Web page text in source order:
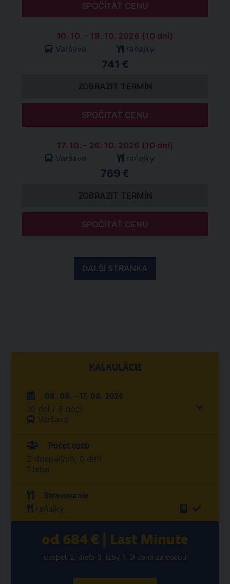
SPOČÍTAŤ CENU
10. 10. - 19. 10. 2026 (10 dní)
Varšava
raňajky
741 €
ZOBRAZIT TERMÍN
SPOČÍTAŤ CENU
17. 10. - 26. 10. 2026 (10 dní)
Varšava
raňajky
769 €
ZOBRAZIT TERMÍN
SPOČÍTAŤ CENU
DALŠÍ STRÁNKA
KALKULÁCIE
08. 08. - 17. 08. 2026
10 dní / 9 nocí
Varšava
Počet osôb
2 dospelých, 0 detí
1 izba
Stravovanie
raňajky
od 684 € | Last Minute
dospelí 2, dieťa 0, izby 1, Ø cena za osobu